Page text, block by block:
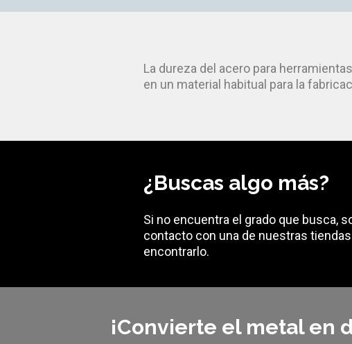
La dureza del acero para
en un material habitual para la
¿Buscas algo más?
Si no encuentra el grado que busca,
contacto con una de nuestras
encontrarlo.
¡Convierte el metal en